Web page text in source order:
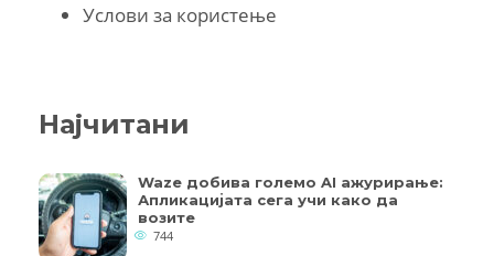
Услови за користење
Најчитани
Waze добива големо AI ажурирање:
Апликацијата сега учи како да
возите
744